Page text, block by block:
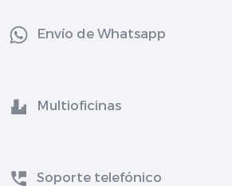
Envío de Whatsapp
Multioficinas
Soporte telefónico